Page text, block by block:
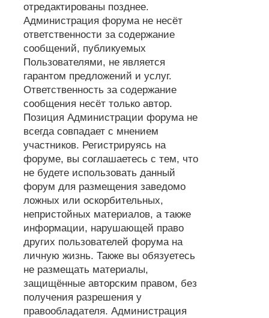
отредактированы позднее.
Администрация форума не несёт
ответственности за содержание
сообщений, публикуемых
Пользователями, не является
гарантом предложений и услуг.
Ответственность за содержание
сообщения несёт только автор.
Позиция Администрации форума не
всегда совпадает с мнением
участников. Регистрируясь на
форуме, вы соглашаетесь с тем, что
не будете использовать данный
форум для размещения заведомо
ложных или оскорбительных,
непристойных материалов, а также
информации, нарушающей право
других пользователей форума на
личную жизнь. Также вы обязуетесь
не размещать материалы,
защищённые авторским правом, без
получения разрешения у
правообладателя. Администрация